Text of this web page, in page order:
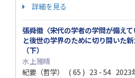
詳細を見る
張舜徽〈宋代の学者の学問が備え
と後世の学界のために切り開いた
（下）
水上雅晴
紀要（哲学） ( 65 ) 23 - 54 2023